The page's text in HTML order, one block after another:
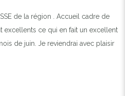
de la région . Accueil cadre de
excellents ce qui en fait un excellent
de juin. Je reviendrai avec plaisir